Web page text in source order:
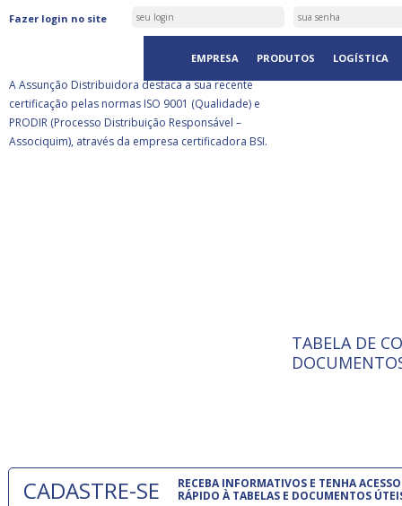
Fazer login no site
EMPRESA PRODUTOS LOGÍSTICA
ASSUNÇÃO DISTRIBUIDORA É
CERTIFICADA PELA BSI
A Assunção Distribuidora destaca a sua recente
certificação pelas normas ISO 9001 (Qualidade) e
PRODIR (Processo Distribuição Responsável –
Associquim), através da empresa certificadora BSI.
ISO 9001:
A
TABELA DE
CADASTRE-SE
RECEBA INFORMATIVOS E TENHA ACESSO
RÁPIDO À TABELAS E DOCUMENTOS